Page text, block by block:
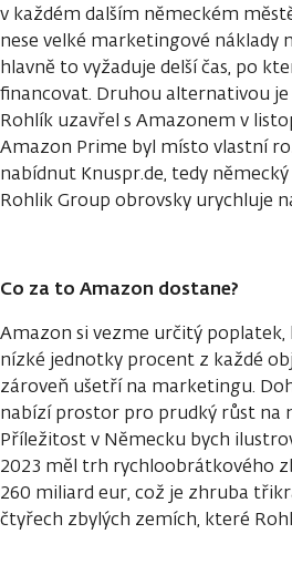
v každém dalším německém
nese velké marketingové náklady
hlavně to vyžaduje delší čas, po
financovat. Druhou alternativou
Rohlík uzavřel s Amazonem v
Amazon Prime byl místo vlastní
nabídnut Knuspr.de, tedy
Rohlik Group obrovsky urychluje
Co za to Amazon dostane?
Amazon si vezme určitý
nízké jednotky procent z každé
zároveň ušetří na marketingu.
nabízí prostor pro prudký růst na
Příležitost v Německu bych
2023 měl trh rychloobrátkového
260 miliard eur, což je zhruba
čtyřech zbylých zemích, které